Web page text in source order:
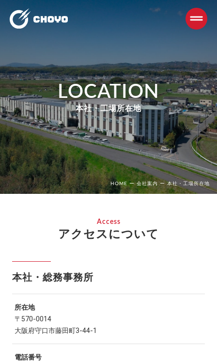
LOCATION
本社・工場所在地
HOME ー 会社案内 ー本社・工場所在地
Access
アクセスについて
本社・総務事務所
所在地
〒570-0014
大阪府守口市藤田町3-44-1
電話番号